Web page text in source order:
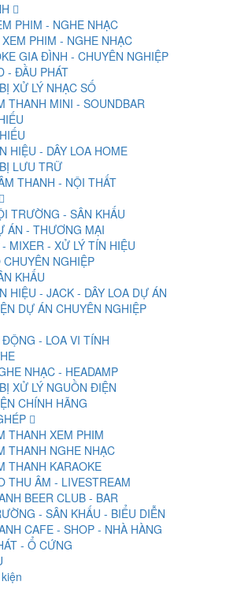
PHIM - NGHE NHẠC
XEM PHIM - NGHE NHẠC
GIA ĐÌNH - CHUYÊN NGHIỆP
- ĐẦU PHÁT
XỬ LÝ NHẠC SỐ
THANH MINI - SOUNDBAR
HIỆU - DÂY LOA HOME
LƯU TRỮ
THANH - NỘI THẤT
TRƯỜNG - SÂN KHẤU
ÁN - THƯƠNG MẠI
- MIXER - XỬ LÝ TÍN HIỆU
CHUYÊN NGHIỆP
KHẤU
HIỆU - JACK - DÂY LOA DỰ ÁN
DỰ ÁN CHUYÊN NGHIỆP
ĐỘNG - LOA VI TÍNH
NHẠC - HEADAMP
XỬ LÝ NGUỒN ĐIỆN
CHÍNH HÃNG
THANH XEM PHIM
THANH NGHE NHẠC
THANH KARAOKE
THU ÂM - LIVESTREAM
BEER CLUB - BAR
- SÂN KHẤU - BIỂU DIỄN
CAFE - SHOP - NHÀ HÀNG
- Ổ CỨNG